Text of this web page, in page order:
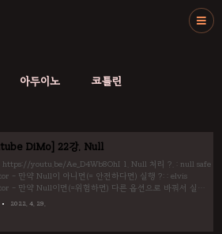
아두이노 코틀린
DiMo] 22강. Null
https://youtu.be/Ae_D4Wb8OhI 1. Null 처리 ?. : null safe
- 만약 Null이 아니면(= 안전하다면) 실행 ?: : elvis
- 만약 Null이면(=위험하면) 다른 옵션으로 바꿔서 실행
null assertion operator - 그냥 해줘 (에러날 수 있음) fun
2022. 4. 29.